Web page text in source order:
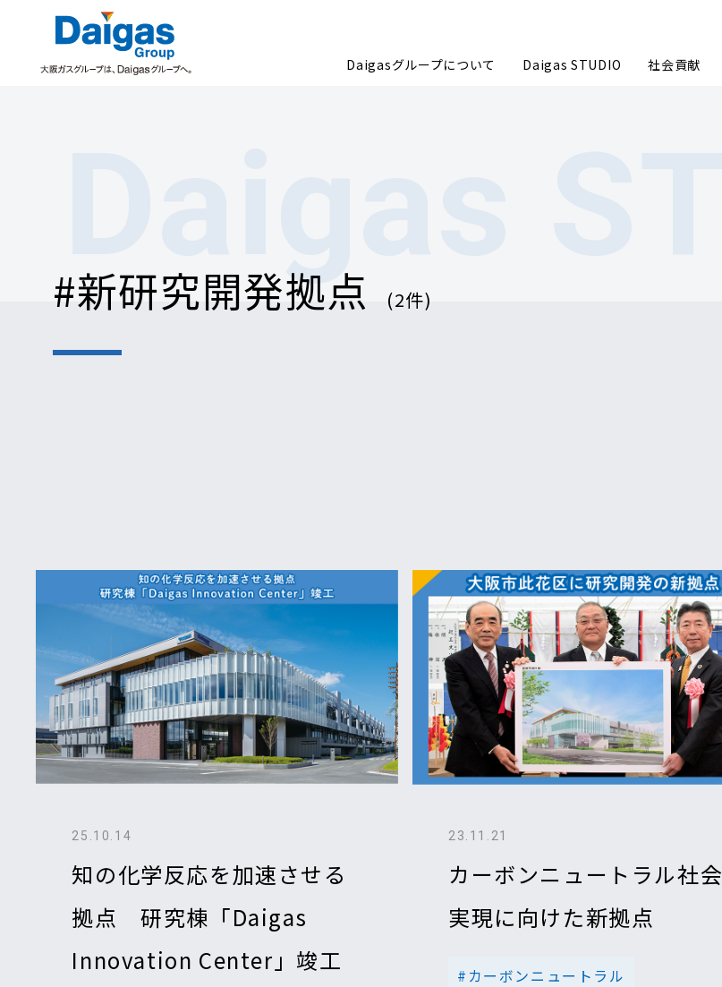
Daigasグループについて Daigas STUDIO 社会貢献
#新研究開発拠点 (2件)
25.10.14
知の化学反応を加速させる
拠点 研究棟「Daigas
Innovation Center」竣工
23.11.21
カーボンニュートラル社会
実現に向けた新拠点
#カーボンニュートラル